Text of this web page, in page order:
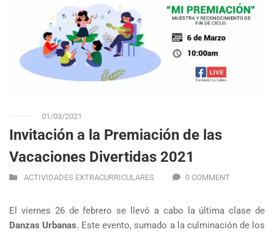
01/03/2021
Invitación a la Premiación de las
Vacaciones Divertidas 2021
ACTIVIDADES EXTRACURRICULARES 0 COMMENT
El viernes 26 de febrero se llevó a cabo la última clase de
Danzas Urbanas. Este evento, sumado a la culminación de los